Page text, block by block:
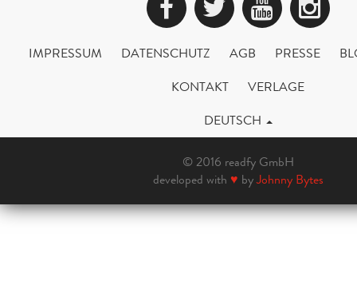
Facebook
Twitter
IMPRESSUM DATENSCHUTZ AGB PRESSE
KONTAKT
VERLAGE
DEUTSCH
© 2016 readfy GmbH
developed with ♥ byJohnny Bytes